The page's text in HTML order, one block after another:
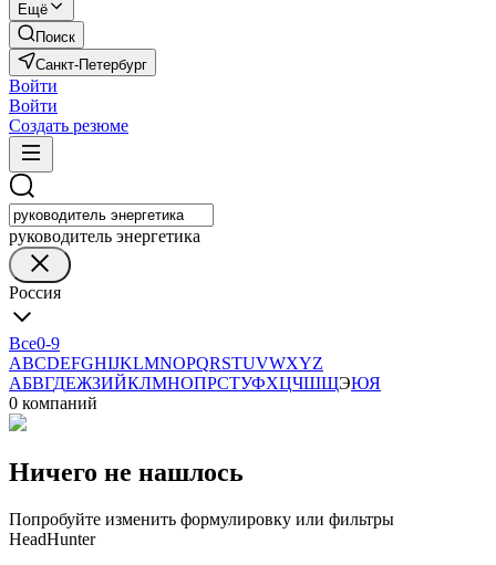
Ещё
Поиск
Санкт-Петербург
Войти
Войти
Создать резюме
руководитель энергетика
Россия
Все0-9
ABCDEFGHIJKLMNOPQRSTUVWXYZ
АБВГДЕЖЗИЙКЛМНОПРСТУФХЦЧШЩЭЮЯ
0 компаний
Ничего не нашлось
Попробуйте изменить формулировку или фильтры
HeadHunter